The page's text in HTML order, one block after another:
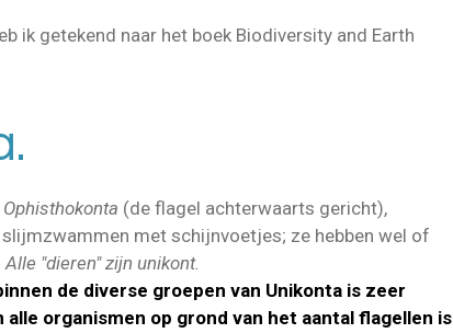
ik getekend naar het boek Biodiversity and Earth
Ophisthokonta (de flagel achterwaarts gericht),
slijmzwammen met schijnvoetjes; ze hebben wel of
"dieren" zijn unikont.
de diverse groepen van Unikonta is zeer
alle organismen op grond van het aantal flagellen is